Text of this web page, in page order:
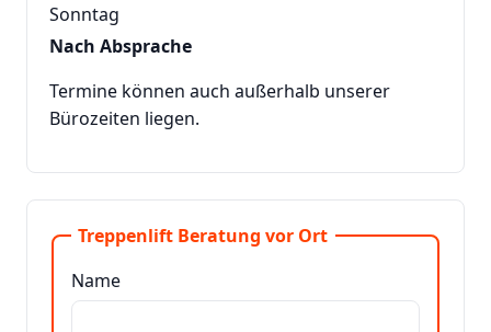
Sonntag
Nach Absprache
Termine können auch außerhalb unserer
Bürozeiten liegen.
Treppenlift Beratung vor Ort
Name